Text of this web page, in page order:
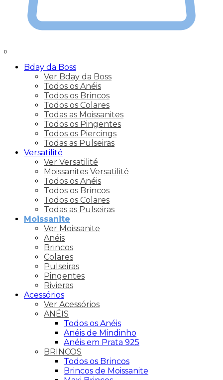
0
Bday da Boss
Ver Bday da Boss
Todos os Anéis
Todos os Brincos
Todos os Colares
Todas as Moissanites
Todos os Pingentes
Todos os Piercings
Todas as Pulseiras
Versatilité
Ver Versatilité
Moissanites Versatilité
Todos os Anéis
Todos os Brincos
Todos os Colares
Todas as Pulseiras
Moissanite
Ver Moissanite
Anéis
Brincos
Colares
Pulseiras
Pingentes
Rivieras
Acessórios
Ver Acessórios
ANÉIS
Todos os Anéis
Anéis de Mindinho
Anéis em Prata 925
BRINCOS
Todos os Brincos
Brincos de Moissanite